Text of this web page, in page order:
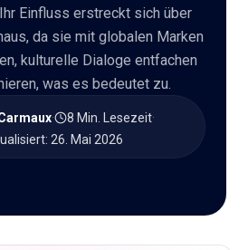
Einfluss erstreckt sich über
da sie mit globalen Marken
kulturelle Dialoge entfachen
was es bedeutet zu.
· 8 Min. Lesezeit·
: 26. Mai 2026